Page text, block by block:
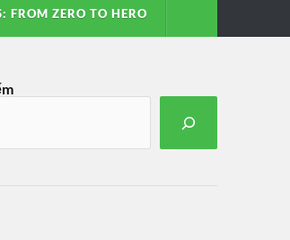
FROM ZERO TO HERO